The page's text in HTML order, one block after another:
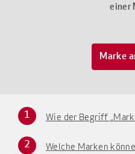
einer
Marke
Wie der Begriff
Welche Marken